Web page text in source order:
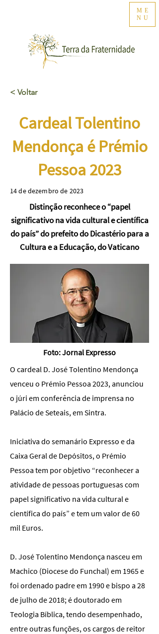
ME
NU
< Voltar
Cardeal Tolentino
Mendonça é Prémio
Pessoa 2023
14 de dezembro de 2023
Distinção reconhece o “papel
significativo na vida cultural e científica
do país” do prefeito do Dicastério para a
Cultura e a Educação, do Vaticano
Foto: Jornal Expresso
O cardeal D. José Tolentino Mendonça
venceu o Prémio Pessoa 2023, anunciou
o júri em conferência de imprensa no
Palácio de Seteais, em Sintra.
Iniciativa do semanário Expresso e da
Caixa Geral de Depósitos, o Prémio
Pessoa tem por objetivo “reconhecer a
atividade de pessoas portuguesas com
papel significativo na vida cultural e
científica do país” e tem um valor de 60
mil Euros.
D. José Tolentino Mendonça nasceu em
Machico (Diocese do Funchal) em 1965 e
foi ordenado padre em 1990 e bispo a 28
de julho de 2018; é doutorado em
Teologia Bíblica, tendo desempenhado,
entre outras funções, os cargos de reitor